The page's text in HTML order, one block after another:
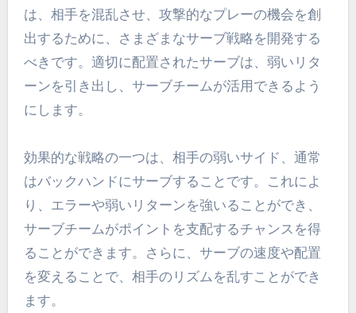
は、相手を混乱させ、攻撃的なプレーの機会を創
出するために、さまざまなサーブ戦略を開発する
べきです。適切に配置されたサーブは、弱いリタ
ーンを引き出し、サーブチームが活用できるよう
にします。
効果的な戦略の一つは、相手の弱いサイド、通常
はバックハンドにサーブすることです。これによ
り、エラーや弱いリターンを強いることができ、
サーブチームがポイントを支配するチャンスを得
ることができます。さらに、サーブの速度や配置
を変えることで、相手のリズムを乱すことができ
ます。